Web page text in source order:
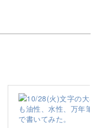
も整って見えない…」
と悩んだことはありま